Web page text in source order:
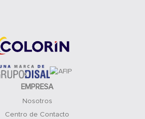
EMPRESA
Nosotros
Centro de Contacto